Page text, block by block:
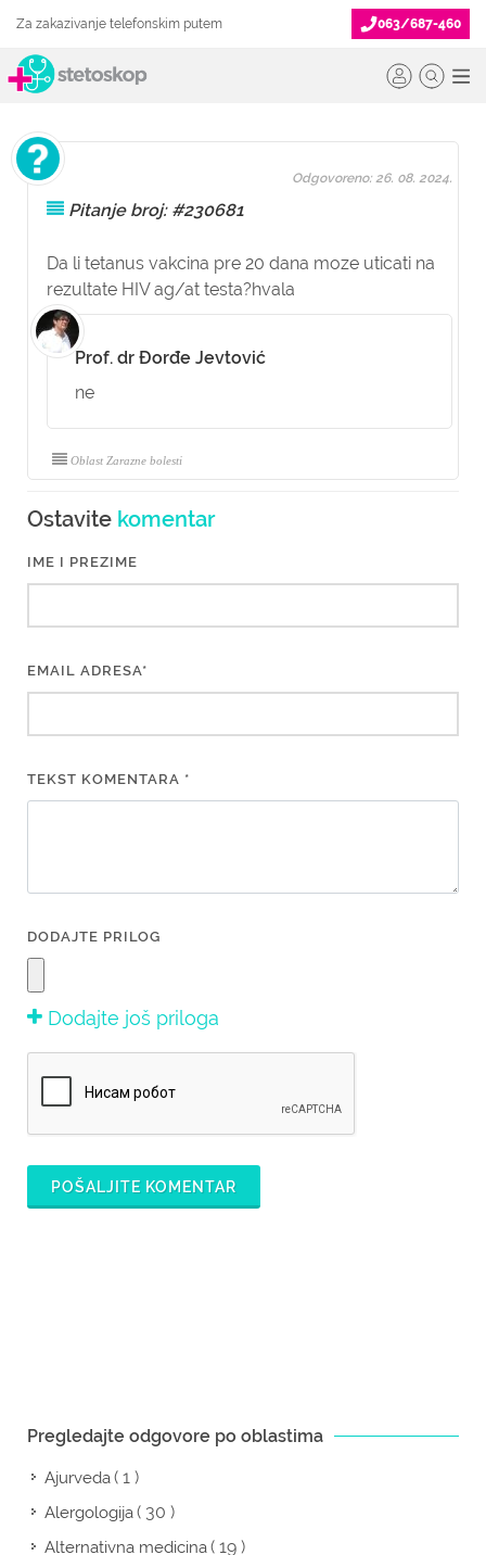
Za zakazivanje telefonskim putem 063/687-460
Pitanje broj: #230681
Da li tetanus vakcina pre 20 dana moze uticati na
rezultate HIV ag/at testa?hvala
Odgovoreno: 26. 08. 2024.
Prof. dr Đorđe Jevtović
ne
Oblast Zarazne bolesti
Ostavite komentar
IME I PREZIME
EMAIL ADRESA*
TEKST KOMENTARA *
DODAJTE PRILOG
Dodajte još priloga
POŠALJITE KOMENTAR
Pregledajte odgovore po oblastima
Ajurveda( 1 )
Alergologija( 30 )
Alternativna medicina( 19 )